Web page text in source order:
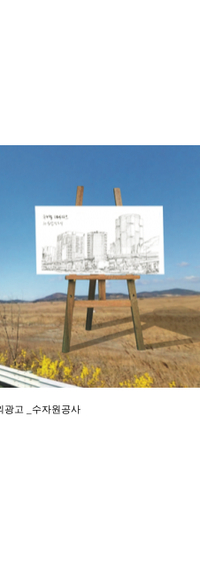
광고 _수자원공사